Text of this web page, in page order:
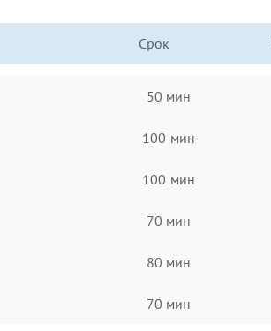
Срок
50 мин
100 мин
100 мин
70 мин
80 мин
70 мин